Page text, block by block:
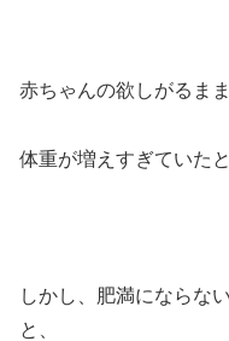
赤ちゃんの欲しがるま
体重が増えすぎていた
しかし、肥満にならな
と、